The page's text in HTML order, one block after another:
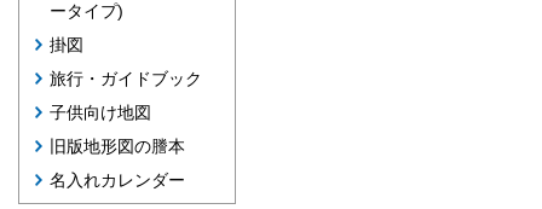
ータイプ)
掛図
旅行・ガイドブック
子供向け地図
旧版地形図の謄本
名入れカレンダー